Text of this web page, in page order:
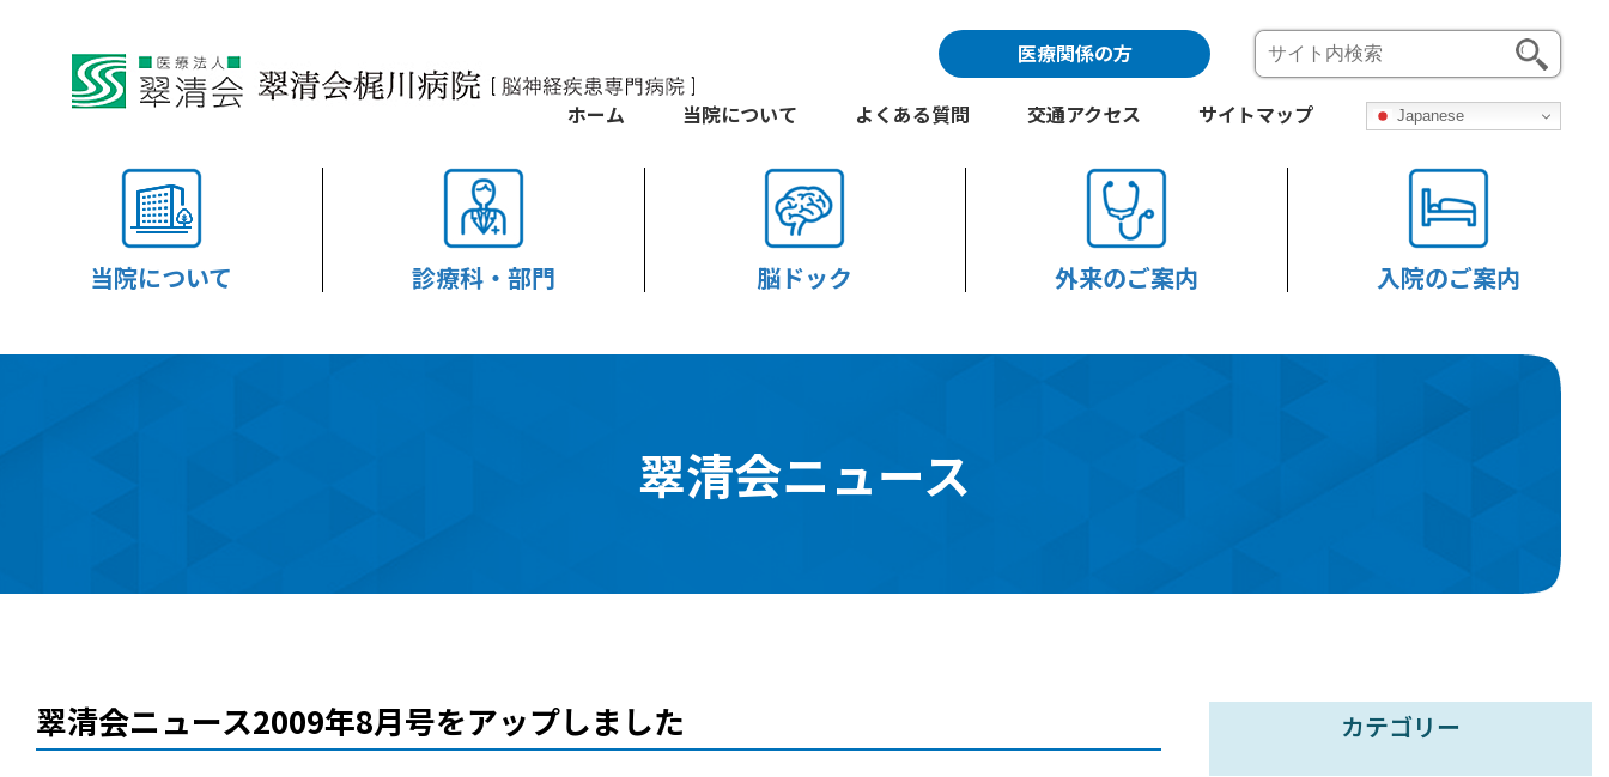
当院について 診療科・部門 脳ドック 外来のご案内 入院のご案内
ホーム 当院について よくある質問 交通アクセス サイトマップ Japanese
医療関係の方
翠清会ニュース
翠清会ニュース2009年8月号をアップしました カテゴリー